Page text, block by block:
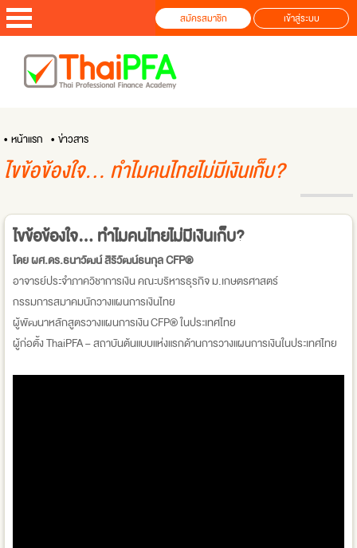
สมัครสมาชิก เข้าสู่ระบบ
• หน้าแรก • ข่าวสาร
ไขข้อข้องใจ… ทำไมคนไทยไม่มีเงินเก็บ?
ไขข้อข้องใจ… ทำไมคนไทยไม่มีเงินเก็บ?
โดย ผศ.ดร.ธนาวัฒน์ สิริวัฒน์ธนกุล CFP®
อาจารย์ประจำภาควิชาการเงิน คณะบริหารธุรกิจ ม.เกษตรศาสตร์
กรรมการสมาคมนักวางแผนการเงินไทย
ผู้พัฒนาหลักสูตรวางแผนการเงิน CFP® ในประเทศไทย
ผู้ก่อตั้ง ThaiPFA – สถาบันต้นแบบแห่งแรกด้านการวางแผนการเงินในประเทศไทย